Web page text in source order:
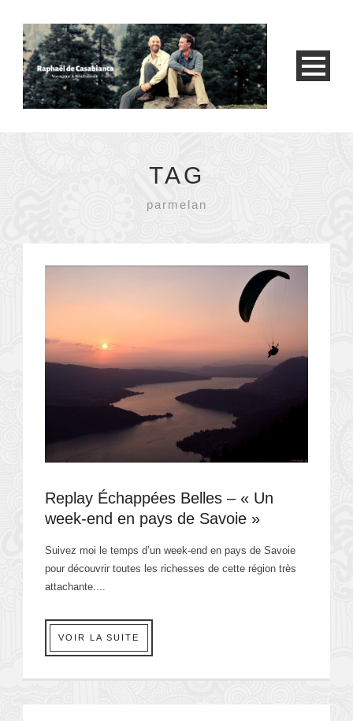
TAG
parmelan
Replay Échappées Belles – « Un
week-end en pays de Savoie »
Suivez moi le temps d’un week-end en pays de Savoie
pour découvrir toutes les richesses de cette région très
attachante....
VOIR LA SUITE